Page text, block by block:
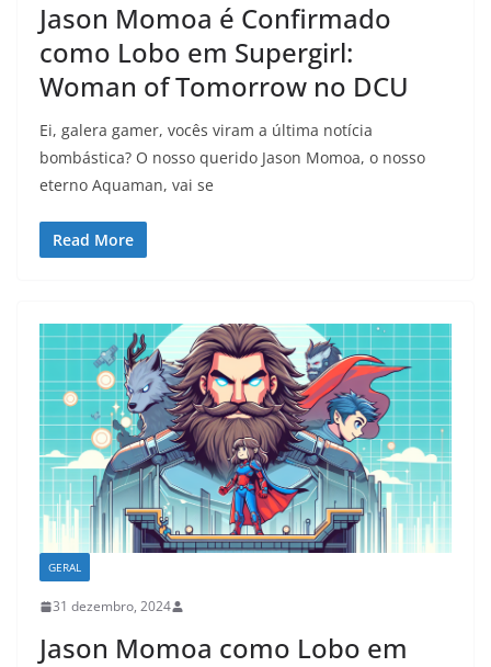
Jason Momoa é Confirmado
como Lobo em Supergirl:
Woman of Tomorrow no DCU
Ei, galera gamer, vocês viram a última notícia
bombástica? O nosso querido Jason Momoa, o nosso
eterno Aquaman, vai se
Read More
GERAL
31 dezembro, 2024
Jason Momoa como Lobo em